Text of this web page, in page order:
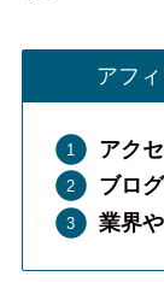
アフ
アク
ブロ
業界や